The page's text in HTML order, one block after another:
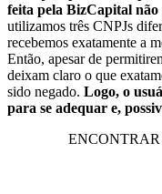
feita pela BizCapital
utilizamos três CNPJs
recebemos exatamente a
Então, apesar de
deixam claro o que
sido negado. Logo, o
para se adequar e,